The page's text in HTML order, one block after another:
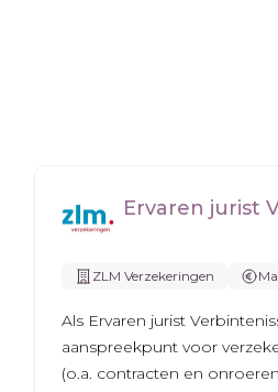
Ervaren jurist
ZLM Verzekeringen
Als Ervaren jurist
aanspreekpunt voor
(o.a. contracten en